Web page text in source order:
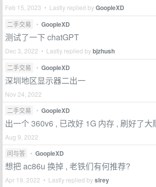
Feb 15, 2023 • Lastly replied byGoopleXD
二手交易 • GoopleXD
测试了一下 chatGPT
Dec 3, 2022 • Lastly replied bybjzhush
二手交易 • GoopleXD
深圳地区显示器二出一
Nov 24, 2022
二手交易
• GoopleXD
出一个 360v6 , 已改好 1G 内存 , 刷好了大
Aug 9, 2022
问与答
• GoopleXD
想把 ac86u 换掉 , 老铁们有何推荐?
Apr 19, 2022 • Lastly replied byslrey